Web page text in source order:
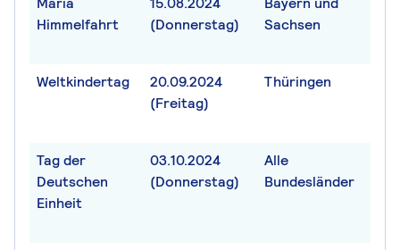
Himmelfahrt
(Donnerstag)
Sachsen
Weltkindertag
20.09.2024
(Freitag)
Thüringen
Tag der
Deutschen
Einheit
03.10.2024
(Donnerstag)
Alle
Bundesländer